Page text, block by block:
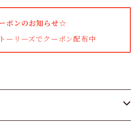
ポンのお知らせ☆
ーリーズでクーポン配布中